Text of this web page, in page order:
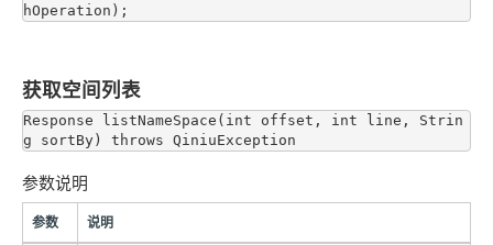
获取空间列表
Response listNameSpace(int offset, int line, Strin
参数说明
参数 说明